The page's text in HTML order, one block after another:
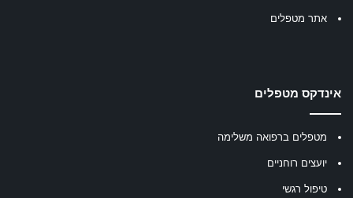
אתר מטפלים
אינדקס מטפלים
מטפלים ברפואה משלימה
יועצים רוחניים
טיפול רגשי